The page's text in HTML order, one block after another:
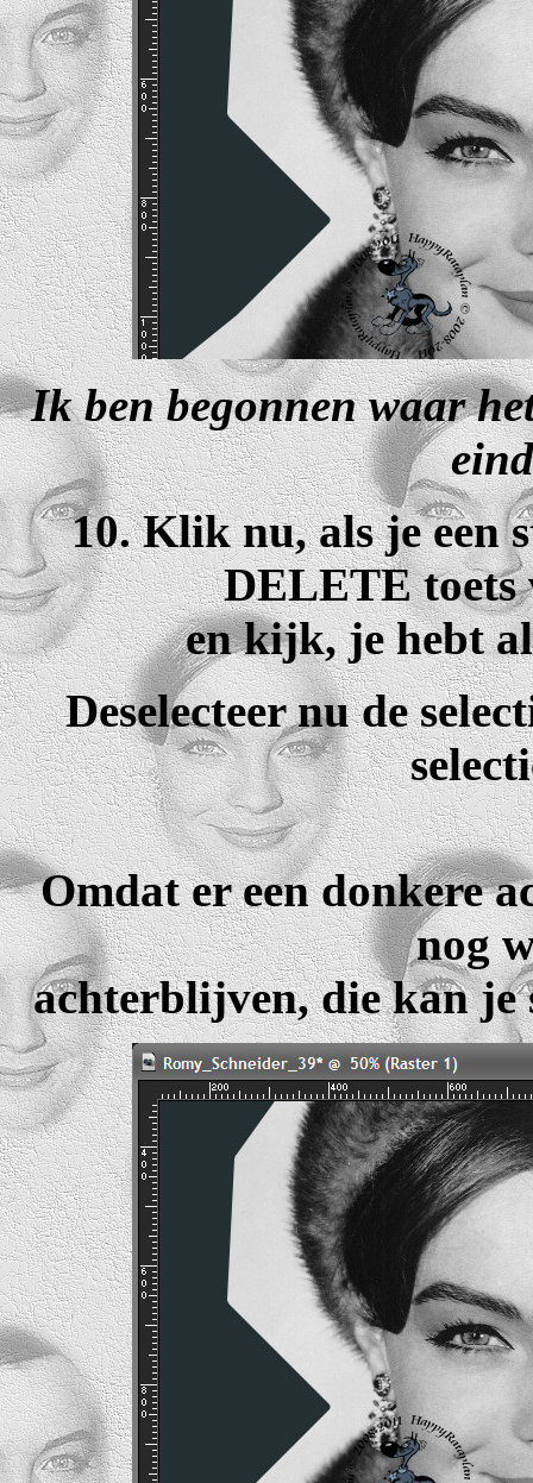
Ik ben begonnen waar
10. Klik nu, als je een
DELETE toets
en kijk, je hebt
Deselecteer nu de
Omdat er een donkere
nog
achterblijven, die kan